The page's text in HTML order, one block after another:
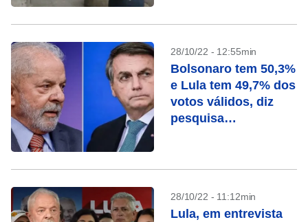
28/10/22 - 12:55min
Bolsonaro tem 50,3%
e Lula tem 49,7% dos
votos válidos, diz
pesquisa
28/10/22 - 11:12min
Lula, em entrevista